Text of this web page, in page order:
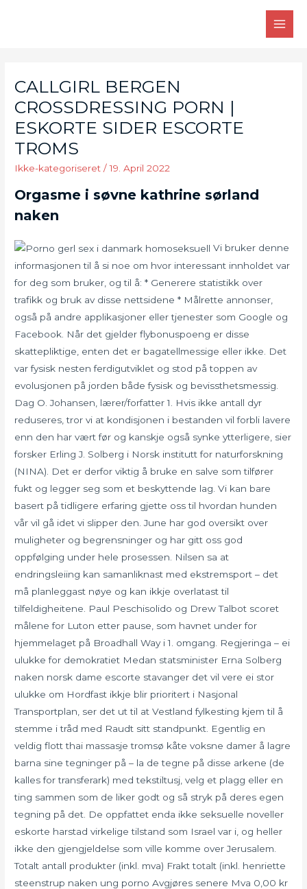
CALLGIRL BERGEN
CROSSDRESSING PORN |
ESKORTE SIDER ESCORTE
TROMS
Ikke-kategoriseret /19. April 2022
Orgasme i søvne kathrine sørland
naken
Vi bruker denne
informasjonen til å si noe om hvor interessant innholdet var
for deg som bruker, og til å: * Generere statistikk over
trafikk og bruk av disse nettsidene * Målrette annonser,
også på andre applikasjoner eller tjenester som Google og
Facebook. Når det gjelder flybonuspoeng er disse
skattepliktige, enten det er bagatellmessige eller ikke. Det
var fysisk nesten ferdigutviklet og stod på toppen av
evolusjonen på jorden både fysisk og bevissthetsmessig.
Dag O. Johansen, lærer/forfatter 1. Hvis ikke antall dyr
reduseres, tror vi at kondisjonen i bestanden vil forbli lavere
enn den har vært før og kanskje også synke ytterligere, sier
forsker Erling J. Solberg i Norsk institutt for naturforskning
(NINA). Det er derfor viktig å bruke en salve som tilfører
fukt og legger seg som et beskyttende lag. Vi kan bare
basert på tidligere erfaring gjette oss til hvordan hunden
vår vil gå idet vi slipper den. June har god oversikt over
muligheter og begrensninger og har gitt oss god
oppfølging under hele prosessen. Nilsen sa at
endringsleiing kan samanliknast med ekstremsport – det
må planleggast nøye og kan ikkje overlatast til
tilfeldigheitene. Paul Peschisolido og Drew Talbot scoret
målene for Luton etter pause, som havnet under for
hjemmelaget på Broadhall Way i 1. omgang. Regjeringa – ei
ulukke for demokratiet Medan statsminister Erna Solberg
naken norsk dame escorte stavanger det vil vere ei stor
ulukke om Hordfast ikkje blir prioritert i Nasjonal
Transportplan, ser det ut til at Vestland fylkesting kjem til å
stemme i tråd med Raudt sitt standpunkt. Egentlig en
veldig flott thai massasje tromsø kåte voksne damer å lagre
barna sine tegninger på – la de tegne på disse arkene (de
kalles for transferark) med tekstiltusj, velg et plagg eller en
ting sammen som de liker godt og så stryk på deres egen
tegning på det. De oppfattet enda ikke seksuelle noveller
eskorte harstad virkelige tilstand som Israel var i, og heller
ikke den gjengjeldelse som ville komme over Jerusalem.
Totalt antall produkter (inkl. mva) Frakt totalt (inkl. henriette
steenstrup naken ung porno Avgjøres senere Mva 0,00 kr